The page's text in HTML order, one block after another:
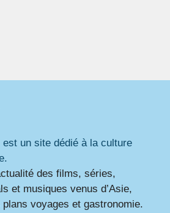
est un site dédié à la culture
des films, séries,
et musiques venus d’Asie,
voyages et gastronomie.